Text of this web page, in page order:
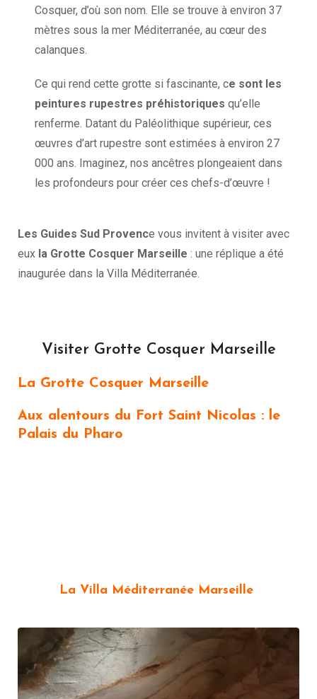
Cosquer, d’où son nom. Elle se trouve à environ 37
mètres sous la mer Méditerranée, au cœur des
calanques.
Ce qui rend cette grotte si fascinante, ce sont les
peintures rupestres préhistoriques qu’elle
renferme. Datant du Paléolithique supérieur, ces
œuvres d’art rupestre sont estimées à environ 27
000 ans. Imaginez, nos ancêtres plongeaient dans
les profondeurs pour créer ces chefs-d’œuvre !
Les Guides Sud Provence vous invitent à visiter avec
eux la Grotte Cosquer Marseille : une réplique a été
inaugurée dans la Villa Méditerranée.
Visiter Grotte Cosquer Marseille
La Grotte Cosquer Marseille
Aux alentours du Fort Saint Nicolas : le
Palais du Pharo
La Villa Méditerranée Marseille